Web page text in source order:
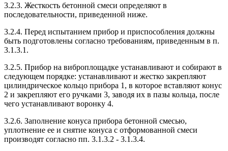
3.2.3. Жесткость бетонной смеси определяют в
последовательности, приведенной ниже.
3.2.4. Перед испытанием прибор и приспособления должны
быть подготовлены согласно требованиям, приведенным в п.
3.1.3.1.
3.2.5. Прибор на виброплощадке устанавливают и собирают в
следующем порядке: устанавливают и жестко закрепляют
цилиндрическое кольцо прибора 1, в которое вставляют конус
2 и закрепляют его ручками 3, заводя их в пазы кольца, после
чего устанавливают воронку 4.
3.2.6. Заполнение конуса прибора бетонной смесью,
уплотнение ее и снятие конуса с отформованной смеси
производят согласно пп. 3.1.3.2 - 3.1.3.4.